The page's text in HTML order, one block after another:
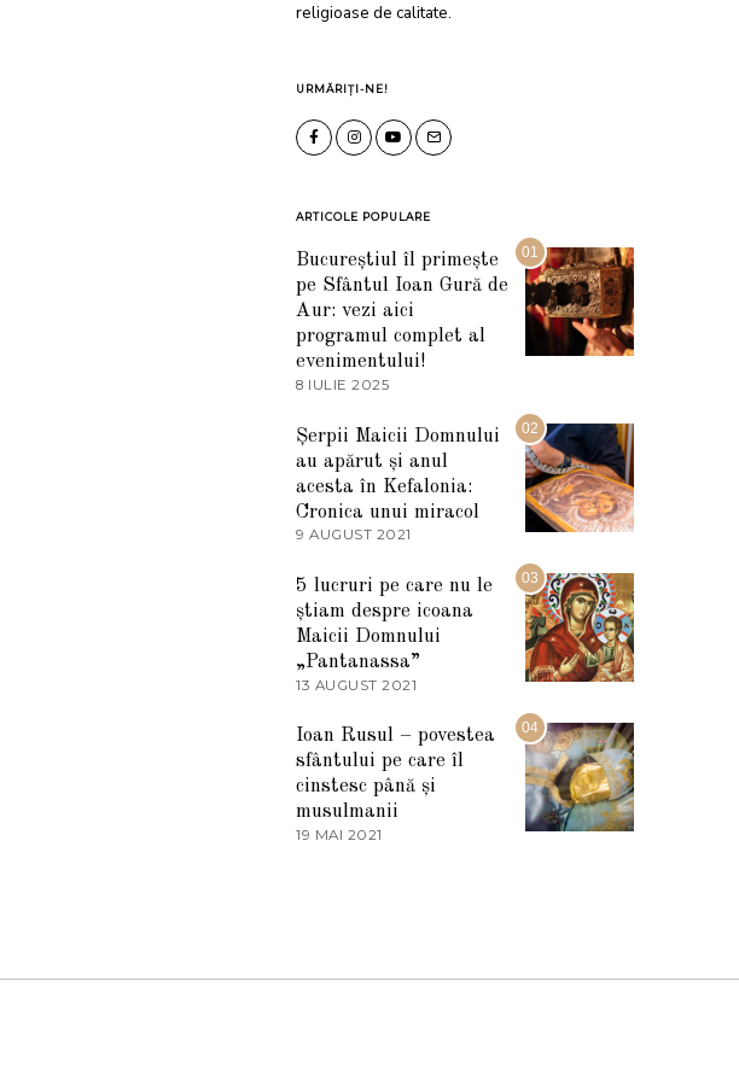
religioase de calitate.
URMĂRIȚI-NE!
ARTICOLE POPULARE
01
Bucureștiul îl primește
pe Sfântul Ioan Gură de
Aur: vezi aici
programul complet al
evenimentului!
8 IULIE 2025
U
L
I
2
0
5
02
Șerpii Maicii Domnului
au apărut și anul
acesta în Kefalonia:
Cronica unui miracol
9 AUGUST 2021
A
R
T
I
2
2
2
03
5 lucruri pe care nu le
știam despre icoana
Maicii Domnului
„Pantanassa”
13 AUGUST 2021
U
G
U
S
04
Ioan Rusul – povestea
sfântului pe care îl
cinstesc până și
musulmanii
19 MAI 2021